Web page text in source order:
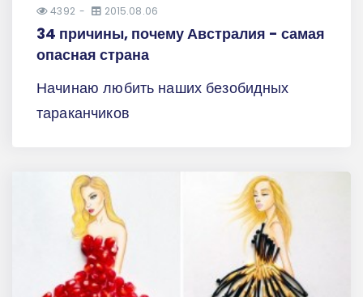
4392 2015.08.06
34 причины, почему Австралия - самая
опасная страна
Начинаю любить наших безобидных
тараканчиков